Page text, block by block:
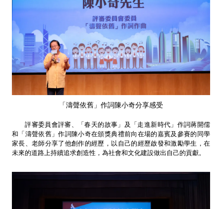
「濤聲依舊」作詞陳小奇分享感受
評審委員會評審、「春天的故事」及「走進新時代」作詞蔣開儒
和「濤聲依舊」作詞陳小奇在頒獎典禮前向在場的嘉賓及參賽的同學
家長、老師分享了他創作的經歷，以自己的經歷啟發和激勵學生，在
未來的道路上持續追求創造性，為社會和文化建設做出自己的貢獻。